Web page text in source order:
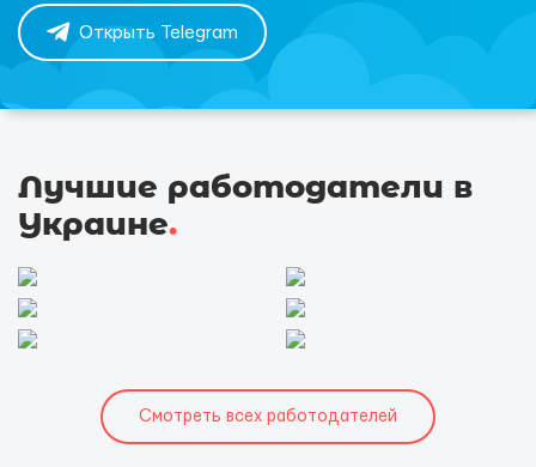
Открыть Telegram
Лучшие работодатели в
Украине.
Смотреть всех работодателей